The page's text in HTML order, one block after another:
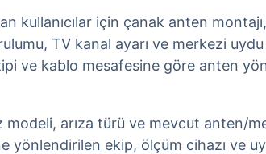
kullanıcılar için çanak anten
TV kanal ayarı ve merkezi
ve kablo mesafesine göre anten
modeli, arıza türü ve mevcut anten/
yönlendirilen ekip, ölçüm cihazı ve